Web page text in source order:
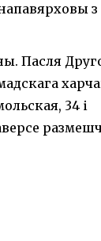
Пасля
34 і